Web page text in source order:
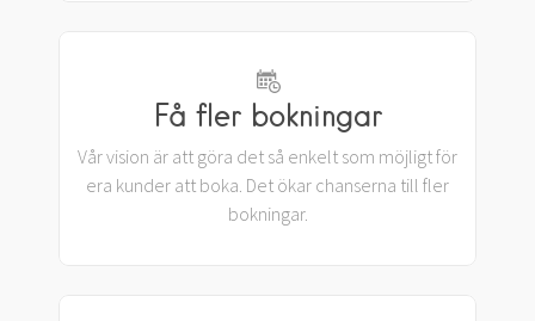
Få fler bokningar
Vår vision är att göra det så enkelt som möjligt för
era kunder att boka. Det ökar chanserna till fler
bokningar.